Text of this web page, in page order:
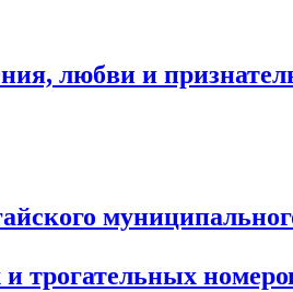
любви и
трогательных